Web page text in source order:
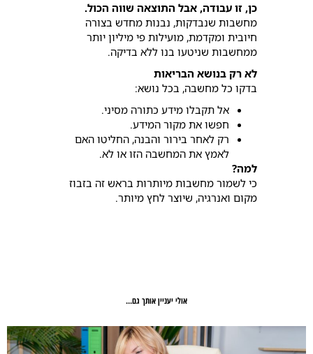
כן, זו עבודה, אבל התוצאה שווה הכול.
מחשבות שנבדקות, נבנות מחדש בצורה
חיובית ומקדמת, מועילות פי מיליון יותר
ממחשבות שניטעו בנו ללא בדיקה.
לא רק בנושא הבריאות
בדקו כל מחשבה, בכל נושא:
אל תקבלו מידע כתורה מסיני.
חפשו את מקור המידע.
רק לאחר בירור והבנה, החליטו האם
לאמץ את המחשבה הזו או לא.
למה?
כי לשמור מחשבות מיותרות בראש זה בזבוז
מקום ואנרגיה, שיוצר לחץ מיותר.
אולי יעניין אותך גם...